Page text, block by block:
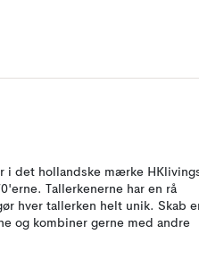
i det hollandske mærke
Tallerkenerne har en rå
hver tallerken helt unik. Skab
og kombiner gerne med andre